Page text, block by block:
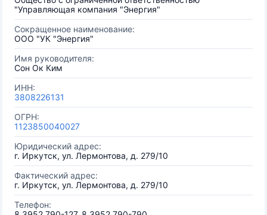
"Управляющая компания "Энергия"
Сокращенное наименование:
ООО "УК "Энергия"
Имя руководителя:
Сон Ок Ким
ИНН:
3808226131
ОГРН:
1123850040027
Юридический адрес:
г. Иркутск, ул. Лермонтова, д. 279/10
Фактический адрес:
г. Иркутск, ул. Лермонтова, д. 279/10
Телефон: